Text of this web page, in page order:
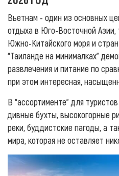
Вьетнам - один из основных
отдыха в Юго-Восточной Азии,
Южно-Китайского моря и
“Таиланде на минималках”
развлечения и питание по
при этом интересная,
В “ассортименте” для
дивные бухты, высокогорные
реки, буддистские пагоды, а
мира, которая не оставляет